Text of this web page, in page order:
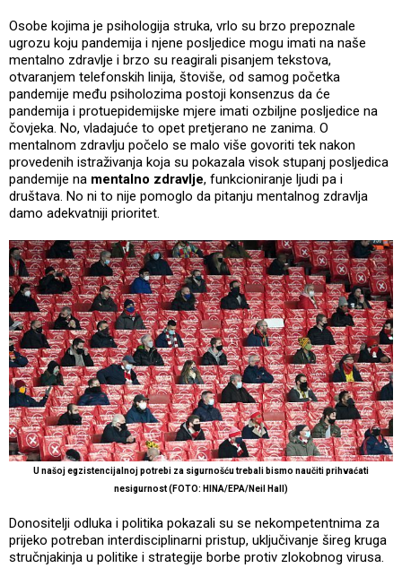
Osobe kojima je psihologija struka, vrlo su brzo prepoznale
ugrozu koju pandemija i njene posljedice mogu imati na naše
mentalno zdravlje i brzo su reagirali pisanjem tekstova,
otvaranjem telefonskih linija, štoviše, od samog početka
pandemije među psiholozima postoji konsenzus da će
pandemija i protuepidemijske mjere imati ozbiljne posljedice na
čovjeka. No, vladajuće to opet pretjerano ne zanima. O
mentalnom zdravlju počelo se malo više govoriti tek nakon
provedenih istraživanja koja su pokazala visok stupanj posljedica
pandemije na mentalno zdravlje, funkcioniranje ljudi pa i
društava. No ni to nije pomoglo da pitanju mentalnog zdravlja
damo adekvatniji prioritet.
U našoj egzistencijalnoj potrebi za sigurnošću trebali bismo naučiti prihvaćati
nesigurnost (FOTO: HINA/EPA/Neil Hall)
Donositelji odluka i politika pokazali su se nekompetentnima za
prijeko potreban interdisciplinarni pristup, uključivanje šireg kruga
stručnjakinja u politike i strategije borbe protiv zlokobnog virusa.